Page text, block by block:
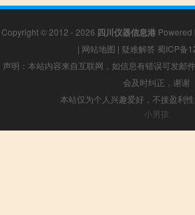
Copyright © 2012 - 2026 四川仪器信息港Powered
| 网站地图 | 疑难解答 蜀ICP备
声明：本站内容来自互联网，如信息有错误可发邮
会及时纠正，谢谢
本站仅为个人兴趣爱好，不接盈利
小男孩